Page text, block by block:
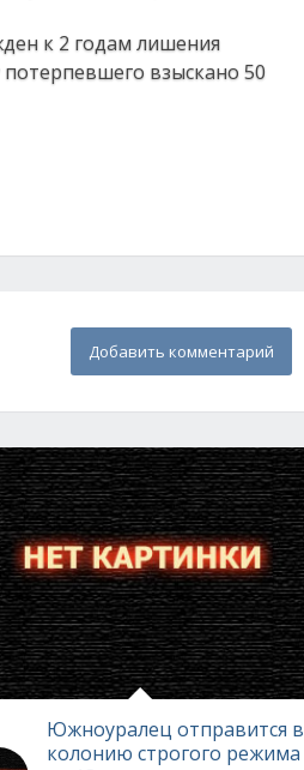
к 2 годам лишения
взыскано 50
Добавить комментарий
Южноуралец отправится в
колонию строгого режима